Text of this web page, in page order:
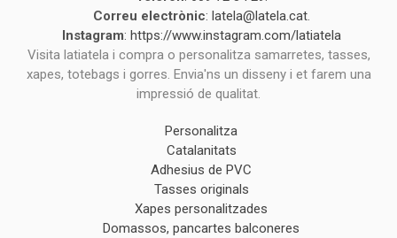
Correu electrònic: latela@latela.cat.
Instagram: https://www.instagram.com/latiatela
Visita latiatela i compra o personalitza samarretes, tasses,
xapes, totebags i gorres. Envia'ns un disseny i et farem una
impressió de qualitat.
Personalitza
Catalanitats
Adhesius de PVC
Tasses originals
Xapes personalitzades
Domassos, pancartes balconeres